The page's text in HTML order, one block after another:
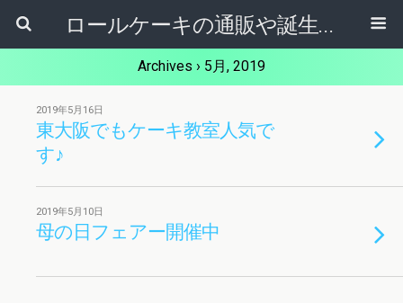
ロールケーキの通販や誕生日ケーキ【ケーキ屋健ちゃん】東大阪市
Archives › 5月, 2019
2019年5月16日
東大阪でもケーキ教室人気で
す♪
2019年5月10日
母の日フェアー開催中